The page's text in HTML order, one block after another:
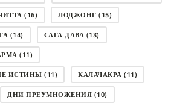
(16) ЛОДЖОНГ (15)
(14) САГА ДАВА (13)
(11)
ИСТИНЫ (11) КАЛАЧАКРА (11)
ДНИ ПРЕУМНОЖЕНИЯ (10)